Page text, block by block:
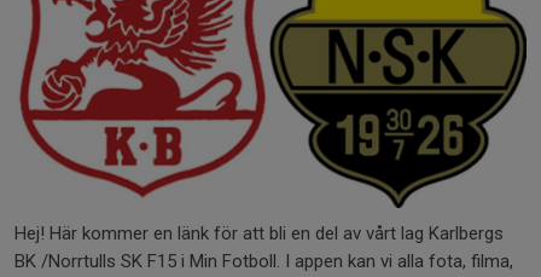
Hej! Här kommer en länk för att bli en del av vårt lag Karlbergs
BK /Norrtulls SK F15 i Min Fotboll. I appen kan vi alla fota, filma,